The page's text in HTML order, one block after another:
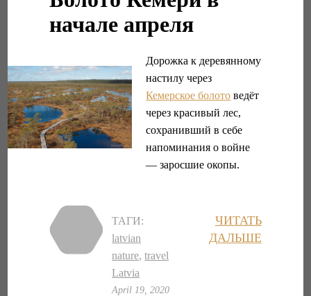
начале апреля
Дорожка к деревянному
настилу через
Кемерское болото ведёт
через красивый лес,
сохранивший в себе
напоминания о войне
— заросшие окопы.
ЧИТАТЬ
ДАЛЬШЕ
ТАГИ:
latvian
nature,travel
Latvia
April 19, 2020